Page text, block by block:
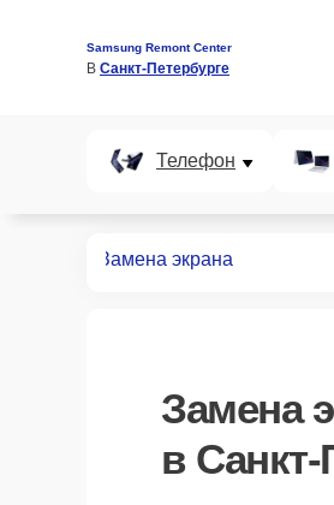
Samsung Remont Center
В Санкт-Петербурге
Телефон
Замена экрана
Замена
в Санкт-